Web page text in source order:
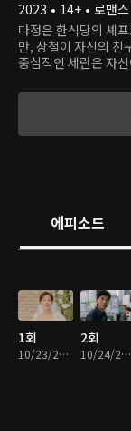
2023 • 14+ • 로맨
다정은 한식당의 셰
만, 상철이 자신의 친
중심적인 세란은 자
만, 그럴수록 자신의
되갚으려 하고, 오해
린 선택으로 정반대
에피소드
1회
10/23/2023 • 30분
2회
10/24/2023 • 30분